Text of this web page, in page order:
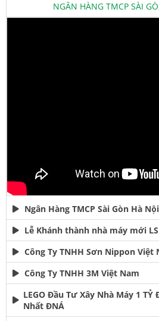
NGÂN HÀNG TMCP SÀI
Ngân Hàng TMCP Sài Gòn Hà
Lễ Khánh thành nhà máy mới LS
Công Ty TNHH Sơn Nippon Việt
Công Ty TNHH 3M Việt Nam
LEGO Đầu Tư Xây Nhà Máy 1
Nhất ĐNÁ